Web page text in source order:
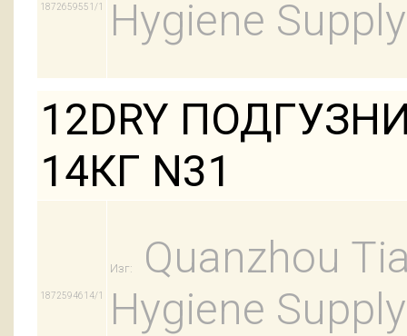
1872659551/1
Hygiene
12DRY
14КГ N31
1872594614/1
Изг:
Quanzhou
Hygiene